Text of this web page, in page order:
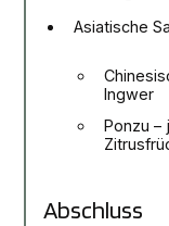
Asiatische
Ingwer
Ponzu –
Abschluss